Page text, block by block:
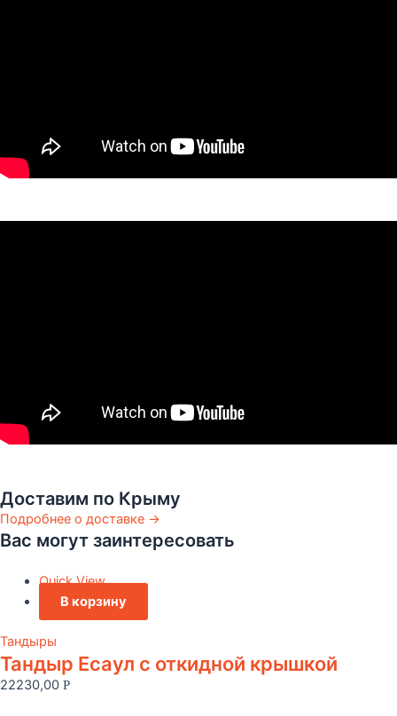
Доставим по Крыму
Подробнее о доставке →
Вас могут заинтересовать
Quick View
В корзину
Тандыры
Тандыр Есаул c откидной крышкой
22230,00 Р